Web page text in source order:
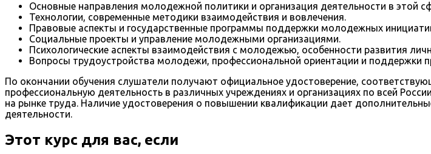
Основные направления молодежной политики и организация деятельности в этой
Технологии, современные методики взаимодействия и вовлечения.
Правовые аспекты и государственные программы поддержки молодежных
Социальные проекты и управление молодежными организациями.
Психологические аспекты взаимодействия с молодежью, особенности развития
Вопросы трудоустройства молодежи, профессиональной ориентации и поддержки
По окончании обучения слушатели получают официальное удостоверение,
профессиональную деятельность в различных учреждениях и организациях по всей
на рынке труда. Наличие удостоверения о повышении квалификации дает
деятельности.
Этот курс для вас, если